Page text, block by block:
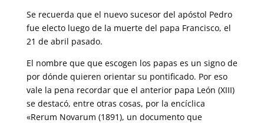
Se recuerda que el nuevo sucesor del apóstol Pedro
fue electo luego de la muerte del papa Francisco, el
21 de abril pasado.
El nombre que que escogen los papas es un signo de
por dónde quieren orientar su pontificado. Por eso
vale la pena recordar que el anterior papa León (XIII)
se destacó, entre otras cosas, por la encíclica
«Rerum Novarum (1891), un documento que